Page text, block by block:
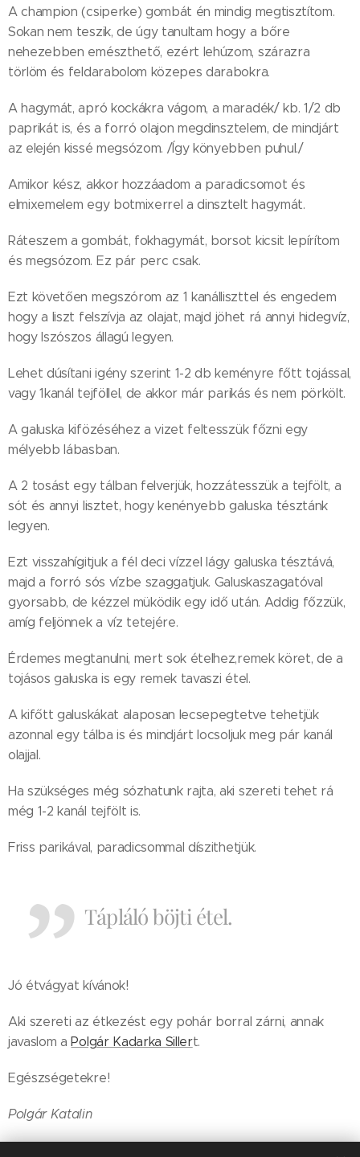
A champion (csiperke) gombát én mindig megtisztítom.
Sokan nem teszik, de úgy tanultam hogy a bőre
nehezebben emészthető, ezért lehúzom, szárazra
törlöm és feldarabolom közepes darabokra.
A hagymát, apró kockákra vágom, a maradék/ kb. 1/2 db
paprikát is, és a forró olajon megdinsztelem, de mindjárt
az elején kissé megsózom. /Így könyebben puhul./
Amikor kész, akkor hozzáadom a paradicsomot és
elmixemelem egy botmixerrel a dinsztelt hagymát.
Ráteszem a gombát, fokhagymát, borsot kicsit lepírítom
és megsózom. Ez pár perc csak.
Ezt követően megszórom az 1 kanálliszttel és engedem
hogy a liszt felszívja az olajat, majd jöhet rá annyi hidegvíz,
hogy lszószos állagú legyen.
Lehet dúsítani igény szerint 1-2 db keményre főtt tojással,
vagy 1kanál tejföllel, de akkor már parikás és nem pörkölt.
A galuska kifözéséhez a vizet feltesszük főzni egy
mélyebb lábasban.
A 2 tosást egy tálban felverjük, hozzátesszük a tejfölt, a
sót és annyi lisztet, hogy kenényebb galuska tésztánk
legyen.
Ezt visszahígitjuk a fél deci vízzel lágy galuska tésztává,
majd a forró sós vízbe szaggatjuk. Galuskaszagatóval
gyorsabb, de kézzel müködik egy idő után. Addig főzzük,
amíg feljönnek a víz tetejére.
Érdemes megtanulni, mert sok ételhez,remek köret, de a
tojásos galuska is egy remek tavaszi étel.
A kifőtt galuskákat alaposan lecsepegtetve tehetjük
azonnal egy tálba is és mindjárt locsoljuk meg pár kanál
olajjal.
Ha szükséges még sózhatunk rajta, aki szereti tehet rá
még 1-2 kanál tejfölt is.
Friss parikával, paradicsommal díszithetjük.
Tápláló böjti étel.
Jó étvágyat kívánok!
Aki szereti az étkezést egy pohár borral zárni, annak
javaslom aPolgár Kadarka Sillert.
Egészségetekre!
Polgár Katalin